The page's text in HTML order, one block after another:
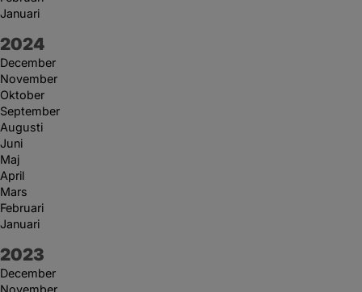
Januari
År:
2024
December
November
Oktober
September
Augusti
Juni
Maj
April
Mars
Februari
Januari
År:
2023
December